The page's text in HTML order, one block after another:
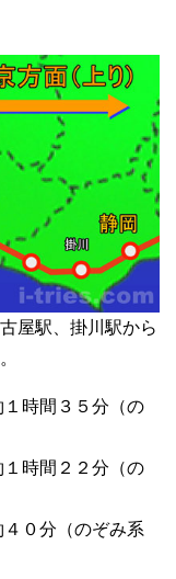
屋駅、掛川駅から
時間３５分（の
時間２２分（の
０分（のぞみ系